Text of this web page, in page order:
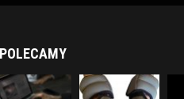
POLECAMY